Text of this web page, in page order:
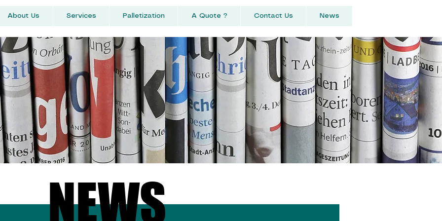
About Us Services Palletization A Quote ? Contact Us News
NEWS
NEWS